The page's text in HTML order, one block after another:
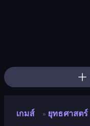
เกมส์ » ยุทธศาสตร์